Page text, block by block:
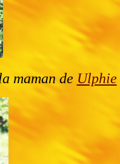
maman de Ulphie